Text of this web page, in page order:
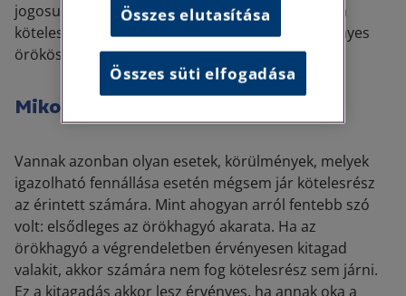
jogosultat annak harmada illeti meg, ami neki – a
kötelesrész alapja szerint számítva – mint törvényes
örökösnek jutna.
Mikor nem jár kötelesrész?
Vannak azonban olyan esetek, körülmények, melyek
igazolható fennállása esetén mégsem jár kötelesrész
az érintett számára. Mint ahogyan arról fentebb szó
volt: elsődleges az örökhagyó akarata. Ha az
örökhagyó a végrendeletben érvényesen kitagad
valakit, akkor számára nem fog kötelesrész sem járni.
Ez a kitagadás akkor lesz érvényes, ha annak oka a
Összes elutasítása
Összes süti elfogadása